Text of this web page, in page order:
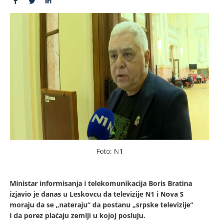
Foto: N1
Ministar informisanja i telekomunikacija Boris Bratina
izjavio je danas u Leskovcu da televizije N1 i Nova S
moraju da se „nateraju“ da postanu „srpske televizije“
i da porez plaćaju zemlji u kojoj posluju.